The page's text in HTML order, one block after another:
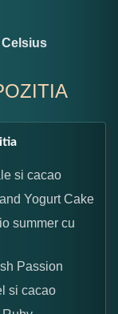
Celsius
si cacao
Yogurt Cake
summer cu
Passion
si cacao